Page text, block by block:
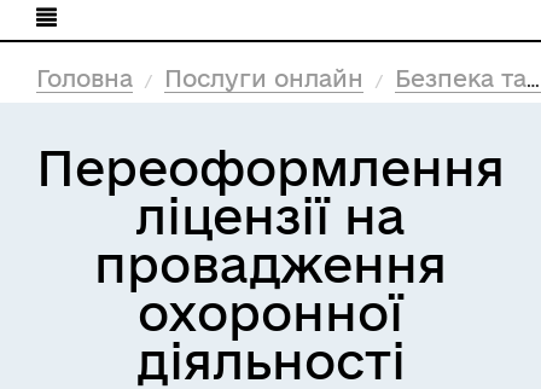
Головна Послуги онлайн Безпека та захист
Переоформлення
ліцензії на
провадження
охоронної
діяльності